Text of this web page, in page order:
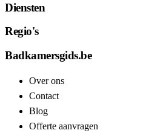
Diensten
Regio's
Badkamersgids.be
Over ons
Contact
Blog
Offerte aanvragen